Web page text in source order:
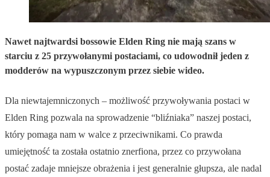
Nawet najtwardsi bossowie Elden Ring nie mają szans w
starciu z 25 przywołanymi postaciami, co udowodnił jeden z
modderów na wypuszczonym przez siebie wideo.
Dla niewtajemniczonych – możliwość przywoływania postaci w
Elden Ring pozwala na sprowadzenie “bliźniaka” naszej postaci,
który pomaga nam w walce z przeciwnikami. Co prawda
umiejętność ta została ostatnio znerfiona, przez co przywołana
postać zadaje mniejsze obrażenia i jest generalnie głupsza, ale nadal